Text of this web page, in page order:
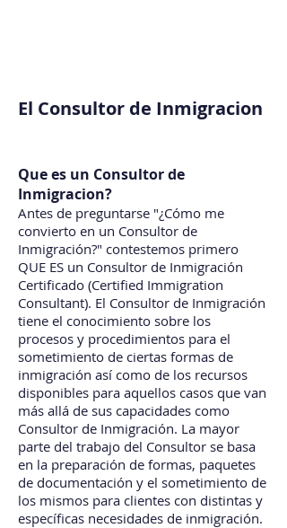
El Consultor de Inmigracion
Que es un Consultor de
Inmigracion?
Antes de preguntarse "¿Cómo me
convierto en un Consultor de
Inmigración?" contestemos primero
QUE ES un Consultor de Inmigración
Certificado (Certified Immigration
Consultant). El Consultor de Inmigración
tiene el conocimiento sobre los
procesos y procedimientos para el
sometimiento de ciertas formas de
inmigración así como de los recursos
disponibles para aquellos casos que van
más allá de sus capacidades como
Consultor de Inmigración. La mayor
parte del trabajo del Consultor se basa
en la preparación de formas, paquetes
de documentación y el sometimiento de
los mismos para clientes con distintas y
específicas necesidades de inmigración.